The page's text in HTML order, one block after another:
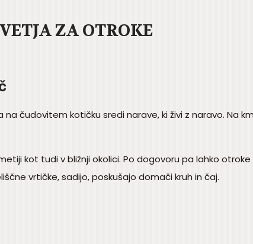
ZA OTROKE
na čudovitem kotičku sredi narave, ki živi z naravo. Na
kot tudi v bližnji okolici. Po dogovoru pa lahko
vrtičke, sadijo, poskušajo domači kruh in čaj.